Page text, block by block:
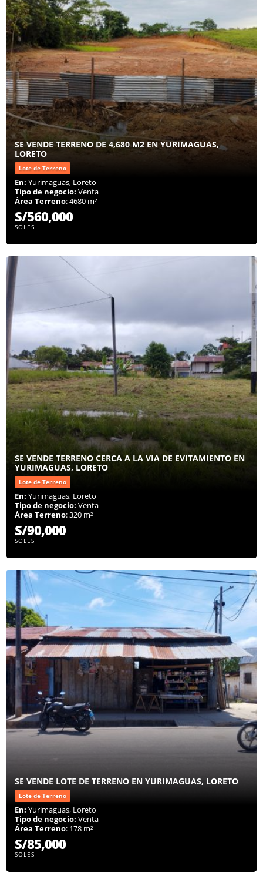
SE VENDE TERRENO DE 4,680 M2 EN YURIMAGUAS,
LORETO
Lote de Terreno
En: Yurimaguas, Loreto
Tipo de negocio: Venta
Área Terreno: 4680 m²
S/560,000
SOLES
SE VENDE TERRENO CERCA A LA VIA DE EVITAMIENTO EN
YURIMAGUAS, LORETO
Lote de Terreno
En: Yurimaguas, Loreto
Tipo de negocio: Venta
Área Terreno: 320 m²
S/90,000
SOLES
SE VENDE LOTE DE TERRENO EN YURIMAGUAS, LORETO
Lote de Terreno
En: Yurimaguas, Loreto
Tipo de negocio: Venta
Área Terreno: 178 m²
S/85,000
SOLES